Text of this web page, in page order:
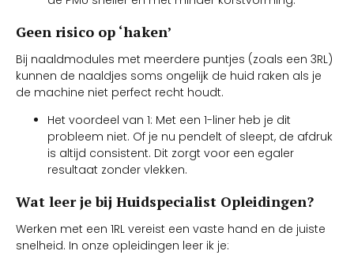
Geen risico op ‘haken’
Bij naaldmodules met meerdere puntjes (zoals een 3RL)
kunnen de naaldjes soms ongelijk de huid raken als je
de machine niet perfect recht houdt.
Het voordeel van 1: Met een 1-liner heb je dit
probleem niet. Of je nu pendelt of sleept, de afdruk
is altijd consistent. Dit zorgt voor een egaler
resultaat zonder vlekken.
Wat leer je bij Huidspecialist Opleidingen?
Werken met een 1RL vereist een vaste hand en de juiste
snelheid. In onze opleidingen leer ik je: